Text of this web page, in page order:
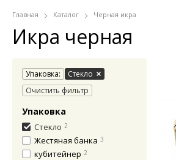
Главная Каталог Черная икра
Икра черная
Упаковка:
Стекло
Очистить фильтр
Упаковка
Стекло 2
Жестяная банка 3
кубитейнер 2